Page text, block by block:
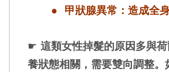
● 甲狀腺異常：造成全
☛ 這類女性掉髮的原因多與
養狀態相關，需要雙向調整。